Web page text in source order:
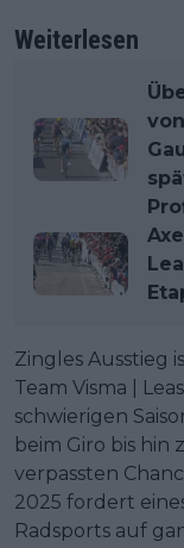
Weiterlesen
Zingles Ausstieg
Team Visma |
schwierigen
beim Giro bis
verpassten
2025 fordert
Radsports auf